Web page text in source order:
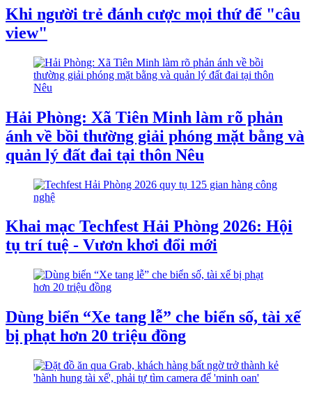
Khi người trẻ đánh cược mọi thứ để "câu
view"
Hải Phòng: Xã Tiên Minh làm rõ phản
ánh về bồi thường giải phóng mặt bằng và
quản lý đất đai tại thôn Nêu
Khai mạc Techfest Hải Phòng 2026: Hội
tụ trí tuệ - Vươn khơi đổi mới
Dùng biển “Xe tang lễ” che biển số, tài xế
bị phạt hơn 20 triệu đồng